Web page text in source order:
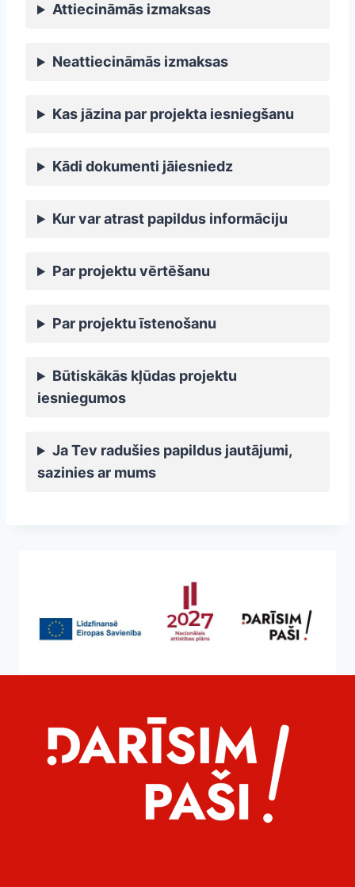
Attiecināmās izmaksas
Neattiecināmās izmaksas
Kas jāzina par projekta iesniegšanu
Kādi dokumenti jāiesniedz
Kur var atrast papildus informāciju
Par projektu vērtēšanu
Par projektu īstenošanu
Būtiskākās kļūdas projektu
iesniegumos
Ja Tev radušies papildus jautājumi,
sazinies ar mums